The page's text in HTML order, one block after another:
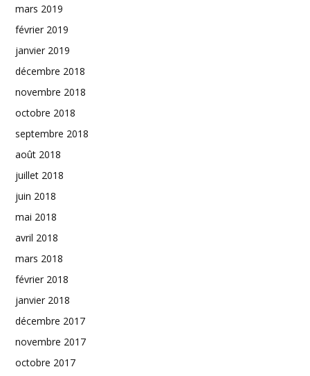
mars 2019
février 2019
janvier 2019
décembre 2018
novembre 2018
octobre 2018
septembre 2018
août 2018
juillet 2018
juin 2018
mai 2018
avril 2018
mars 2018
février 2018
janvier 2018
décembre 2017
novembre 2017
octobre 2017